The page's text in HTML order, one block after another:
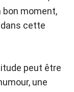
bon moment,
dans cette
peut être
une